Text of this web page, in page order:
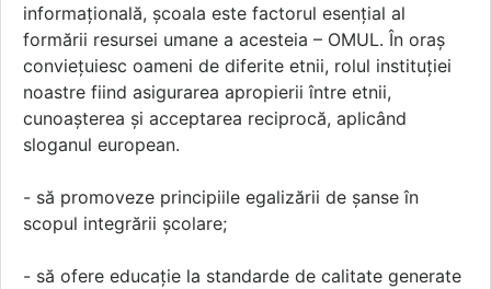
informațională, școala este factorul esențial al
formării resursei umane a acesteia – OMUL. În oraș
conviețuiesc oameni de diferite etnii, rolul instituției
noastre fiind asigurarea apropierii între etnii,
cunoașterea și acceptarea reciprocă, aplicând
sloganul european.
- să promoveze principiile egalizării de şanse în
scopul integrării şcolare;
- să ofere educație la standarde de calitate generate